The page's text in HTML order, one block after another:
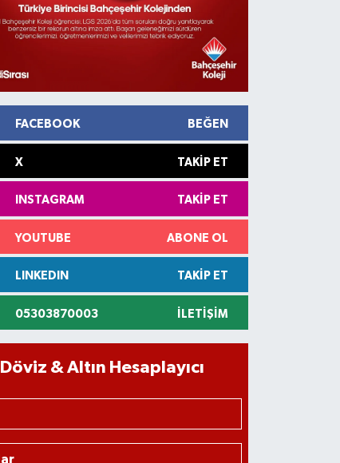
FACEBOOK BEĞEN
X TAKIP ET
INSTAGRAM TAKIP ET
YOUTUBE ABONE OL
LINKEDIN TAKIP ET
05303870003 İLETIŞIM
Döviz & Altın Hesaplayıcı